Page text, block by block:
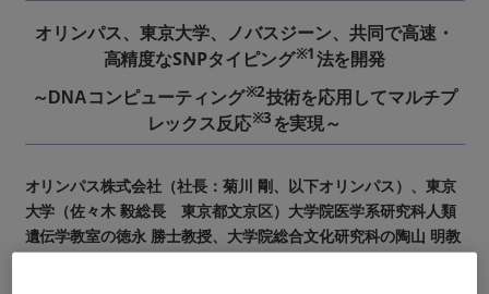
オリンパス、東京大学、ノバスジーン、共同で高速・
高精度なSNPタイピング※1法を開発
～DNAコンピューティング※2技術を応用してマルチプ
レックス反応※3 を実現～
オリンパス株式会社（社長：菊川 剛、以下オリンパス）、東京
大学（佐々木 毅総長 東京都文京区）大学院医学系研究科人類
遺伝学教室の徳永 勝士教授、大学院総合文化研究科の陶山 明教